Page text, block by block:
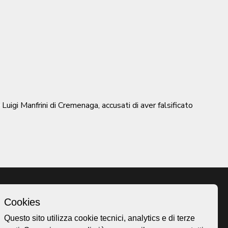
Manfrini di Cremenaga, accusati di aver falsificato
Homepage
Cookies
Questo sito utilizza cookie tecnici, analytics e di terze